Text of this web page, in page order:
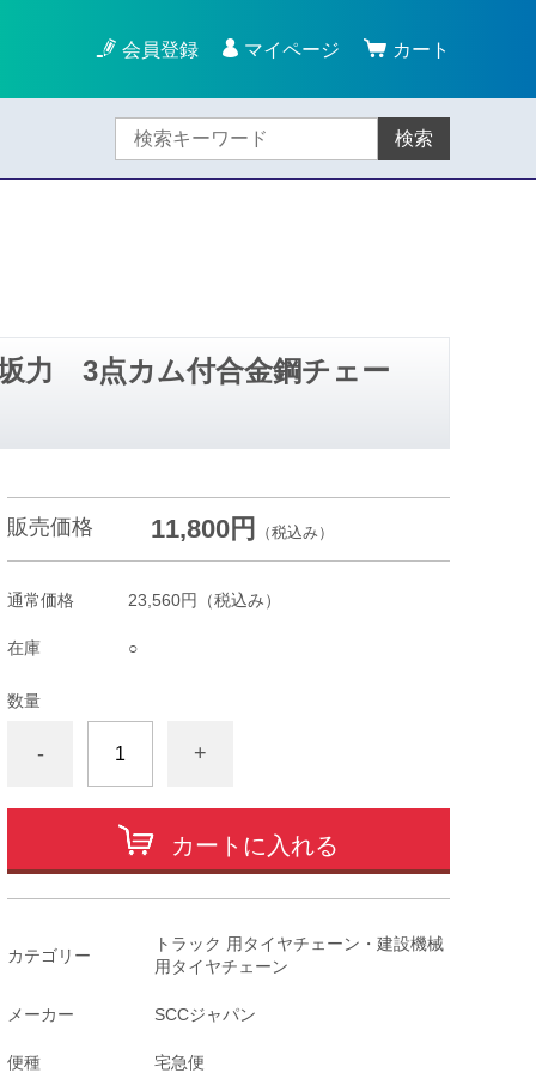
会員登録 マイページ カート
検索
力 3点カム付合金鋼チェー
販売価格 11,800円 （税込み）
通常価格 23,560円 （税込み）
在庫 ○
数量
- +
カートに入れる
カテゴリー
トラック 用タイヤチェーン・建設機械
用タイヤチェーン
メーカー SCCジャパン
便種 宅急便